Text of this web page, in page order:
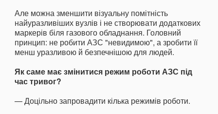
Але можна зменшити візуальну помітність
найуразливіших вузлів і не створювати додаткових
маркерів біля газового обладнання. Головний
принцип: не робити АЗС "невидимою", а зробити її
менш уразливою й безпечнішою для людей.
Як саме має змінитися режим роботи АЗС під
час тривог?
— Доцільно запровадити кілька режимів роботи.